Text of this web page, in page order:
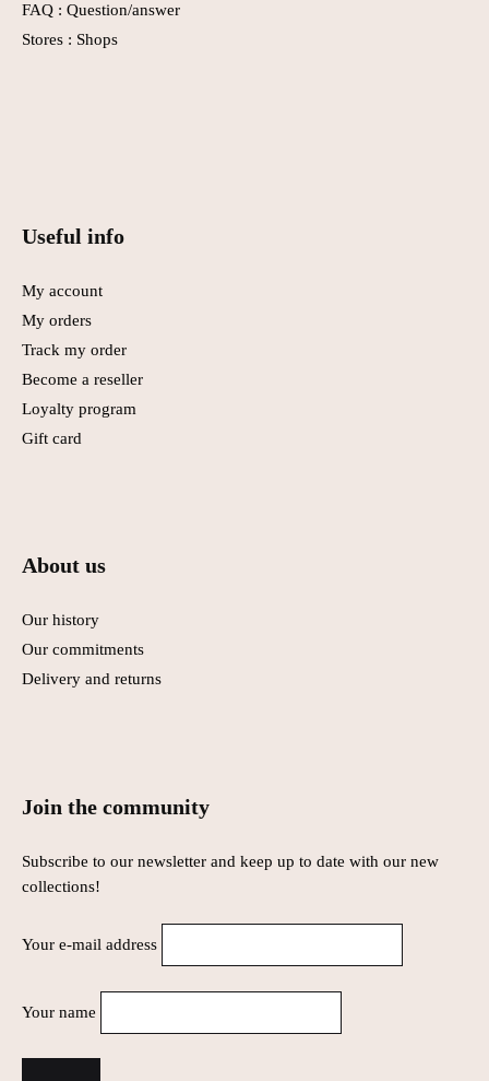
FAQ : Question/answer
Stores : Shops
Useful info
My account
My orders
Track my order
Become a reseller
Loyalty program
Gift card
About us
Our history
Our commitments
Delivery and returns
Join the community
Subscribe to our newsletter and keep up to date with our new
collections!
Your e-mail address
Your name